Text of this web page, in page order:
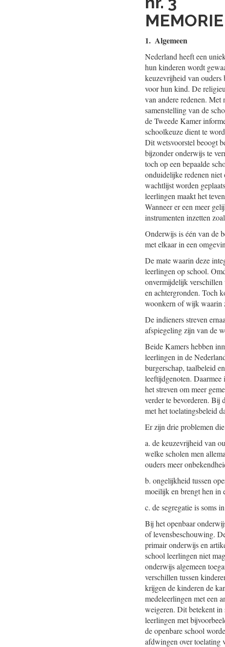
1. Algemeen
Nederland heeft een
hun kinderen wordt
keuzevrijheid van ouders
voor hun kind. De
van andere redenen. Met
samenstelling van de
de Tweede Kamer
schoolkeuze dient te
Dit wetsvoorstel beoogt
bijzonder onderwijs te
toch op een bepaalde
onduidelijke redenen niet
wachtlijst worden
leerlingen maakt het
Wanneer er een meer
instrumenten inzetten
Onderwijs is één van de
met elkaar in een
De mate waarin deze
leerlingen op school.
onvermijdelijk
en achtergronden. Toch
woonkern of wijk waarin
De indieners streven
afspiegeling zijn van de
Beide Kamers hebben
leerlingen in de
burgerschap, taalbeleid
leeftijdgenoten.
het streven om meer
verder te bevorderen. Bij
met het toelatingsbeleid
Er zijn drie problemen
a. de keuzevrijheid van
welke scholen men
ouders meer
b. ongelijkheid tussen
moeilijk en brengt hen in
c. de segregatie is soms
Bij het openbaar
of levensbeschouwing.
primair onderwijs en
school leerlingen niet
onderwijs algemeen
verschillen tussen
krijgen de kinderen de
medeleerlingen met een
weigeren. Dit betekent in
leerlingen met
de openbare school
afdwingen over toelating